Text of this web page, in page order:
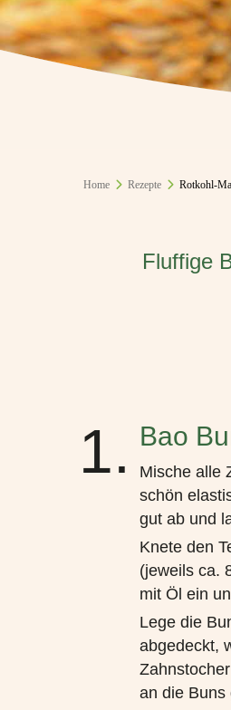
Home Rezepte Rotkohl-
Fluffige
1. Bao
Mische alle
schön
gut ab und
Knete den
(jeweils ca.
mit Öl ein
Lege die
abgedeckt,
an die Buns